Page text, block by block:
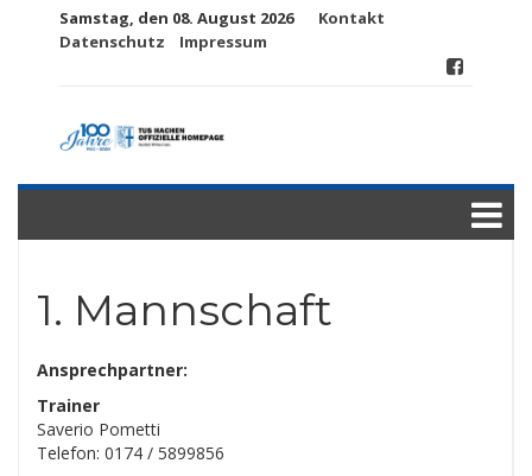
Samstag, den 08. August 2026
Kontakt
Datenschutz
Impressum
1. Mannschaft
Ansprechpartner:
Trainer
Saverio Pometti
Telefon: 0174 / 5899856